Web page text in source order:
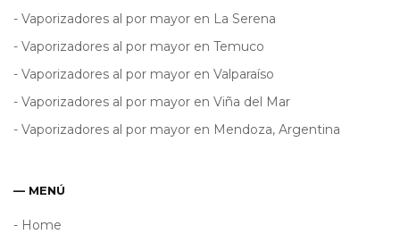
- Vaporizadores al por mayor en La Serena
- Vaporizadores al por mayor en Temuco
- Vaporizadores al por mayor en Valparaíso
- Vaporizadores al por mayor en Viña del Mar
- Vaporizadores al por mayor en Mendoza, Argentina
— MENÚ
- Home